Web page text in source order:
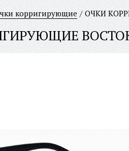
корригирующие ОЧКИ